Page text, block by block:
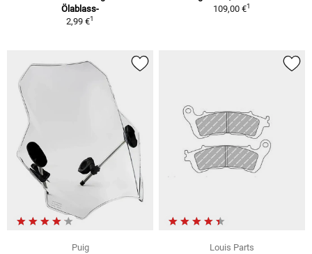
Ölablass-
2,99 €1
109,00 €1
Puig
Louis Parts